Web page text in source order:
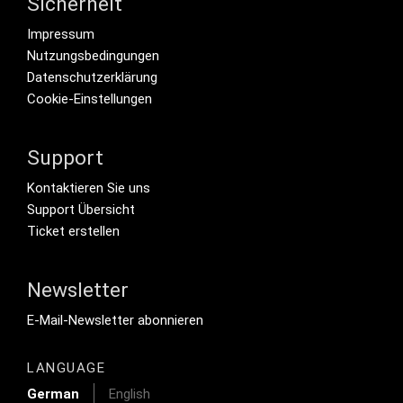
Footer menu
Impressum
Nutzungsbedingungen
Datenschutzerklärung
Cookie-Einstellungen
Support
Footer Secondary Menu
Kontaktieren Sie uns
Support Übersicht
Ticket erstellen
Newsletter
Footer Tertiary
E-Mail-Newsletter abonnieren
LANGUAGE
German
English